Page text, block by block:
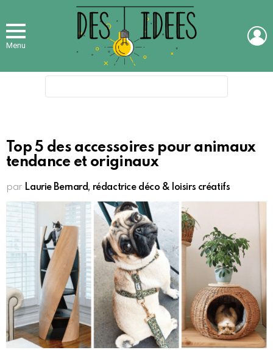
Menu
Top 5 des accessoires pour animaux
tendance et originaux
par Laurie Bernard, rédactrice déco & loisirs créatifs